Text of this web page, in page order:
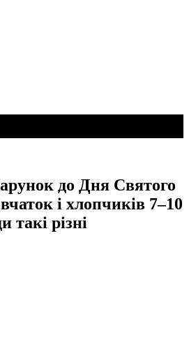
до Дня Святого
і хлопчиків 7–10
такі різні